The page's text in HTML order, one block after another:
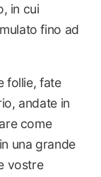
in cui
fino ad
follie, fate
andate in
come
una grande
vostre